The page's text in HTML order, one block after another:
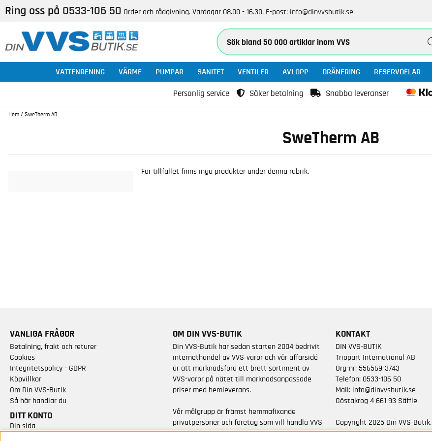
Ring oss på 0533-106 50 Order och rådgivning. Vardagar 08.00 - 16.30. E-post: info@dinvvsbutik.se
VATTENRENING VÄRME PUMPAR SANITET VENTILER AVLOPP DRÄNERING RESERVDELAR
Personlig service Säker betalning Snabba leveranser
Hem / SweTherm AB
SweTherm AB
För tillfället finns inga produkter under denna rubrik.
VANLIGA FRÅGOR
Betalning, frakt och returer
Cookies
Integritetspolicy - GDPR
Köpvillkor
Om Din VVS-Butik
Så här handlar du
DITT KONTO
Din sida
OM DIN VVS-BUTIK
Din VVS-Butik har sedan starten 2004 bedrivit
internethandel av VVS-varor och vår affärsidé
är att marknadsföra ett brett sortiment av
VVS-varor på nätet till marknadsanpassade
priser med hemleverans.
Vår målgrupp är främst hemmafixande
privatpersoner och företag som vill handla VVS-
varor från kända varumärken.
KONTAKT
DIN VVS-BUTIK
Triopart International AB
Org-nr: 556569-3743
Telefon: 0533-106 50
Mail: info@dinvvsbutik.se
Göstakrog 4 661 93 Säffle
Copyright 2025 Din VVS-Butik.
All rights reserved.